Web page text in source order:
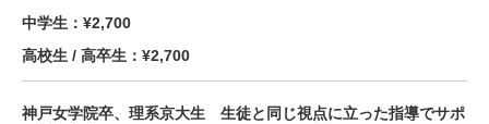
中学生：¥2,700
高校生 / 高卒生：¥2,700
神戸女学院卒、理系京大生 生徒と同じ視点に立った指導でサポ